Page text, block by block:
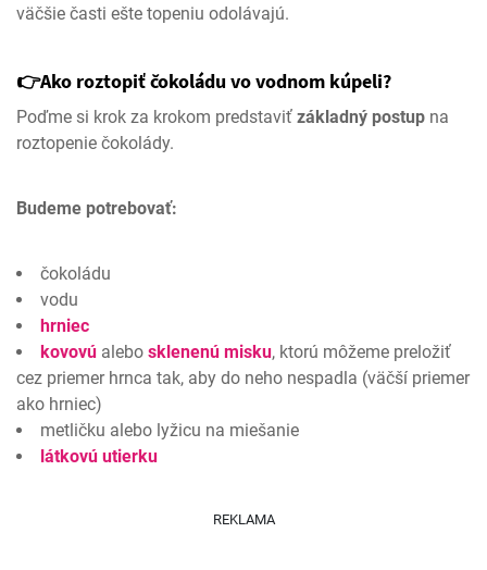
väčšie časti ešte topeniu odolávajú.
👉Ako roztopiť čokoládu vo vodnom kúpeli?
Poďme si krok za krokom predstaviť základný postup na
roztopenie čokolády.
Budeme potrebovať:
čokoládu
vodu
hrniec
kovovú alebo sklenenú misku, ktorú môžeme preložiť
cez priemer hrnca tak, aby do neho nespadla (väčší priemer
ako hrniec)
metličku alebo lyžicu na miešanie
látkovú utierku
REKLAMA